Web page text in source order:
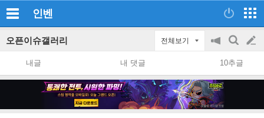
인벤
오픈이슈갤러리 전체보기
공
지
on/off
검
색
글
쓰
내글 내 댓글 10추글